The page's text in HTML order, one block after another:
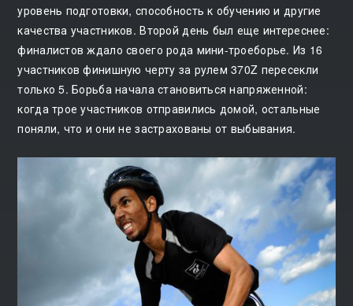
уровень подготовки, способность к обучению и другие
качества участников. Второй день был еще интереснее:
финалистов ждало своего рода мини-троеборье. Из 16
участников финишную черту за рулем 370Z пересекли
только 5. Борьба начала становиться напряженной:
когда трое участников отправились домой, остальные
поняли, что и они не застрахованы от выбывания.